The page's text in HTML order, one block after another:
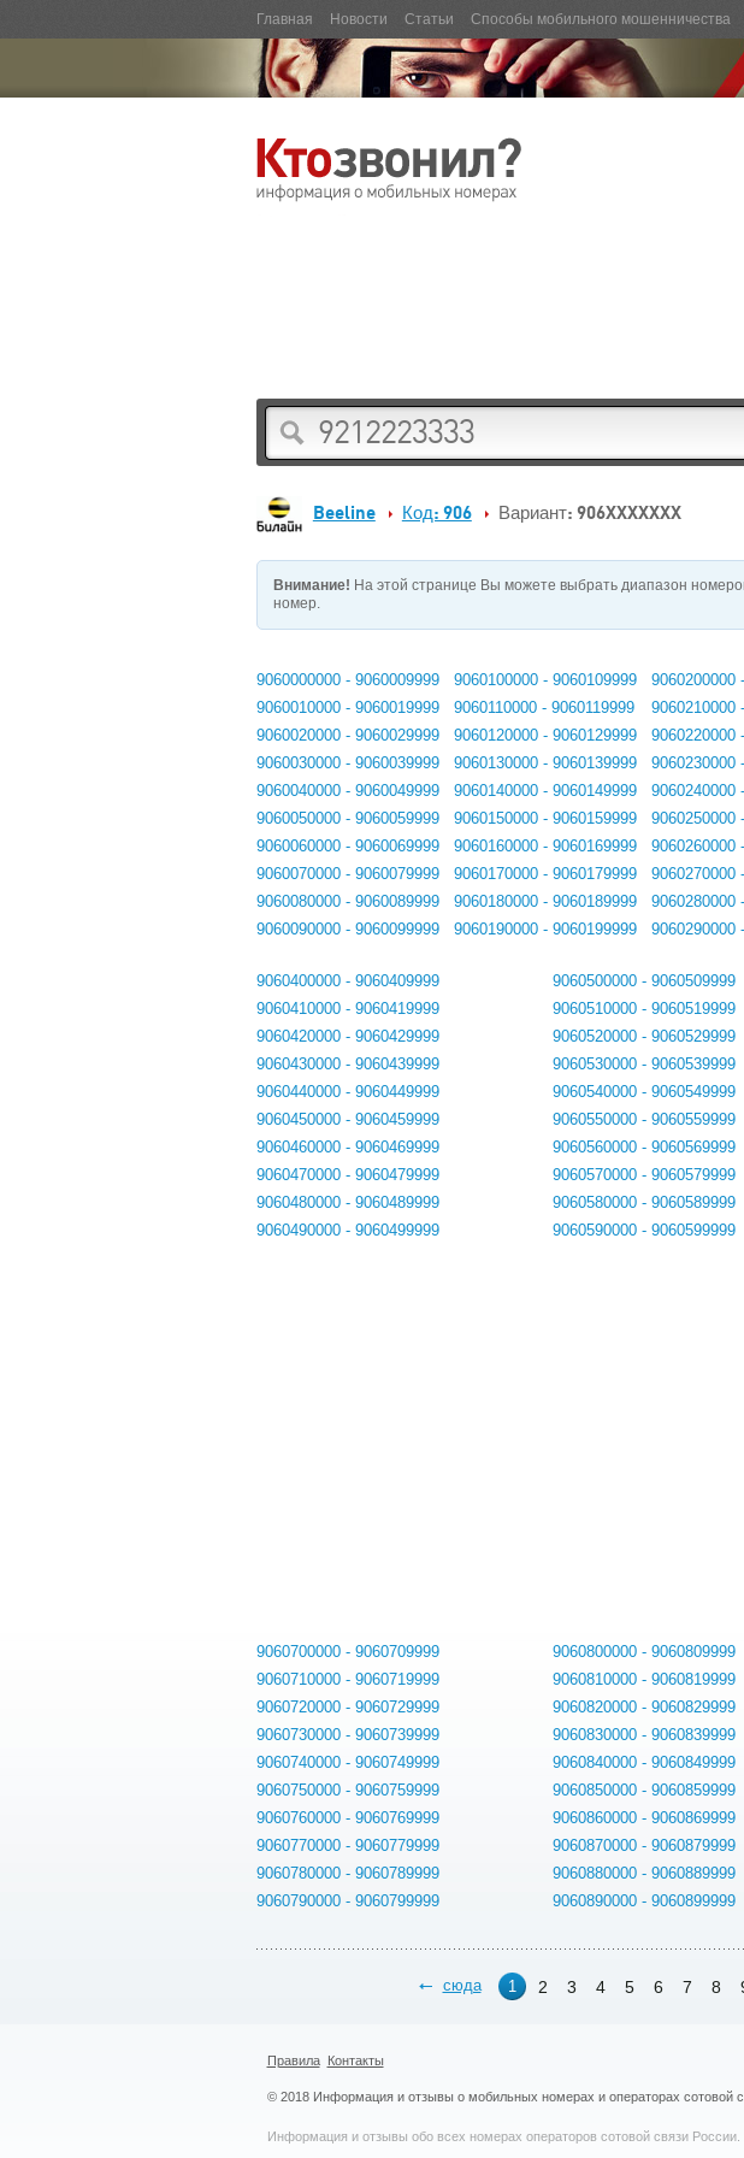
Главная Новости Статьи Способы мобильного мошенничества
Beeline Код: 906 Вариант: 906XXXXXXX
Внимание! На этой странице Вы можете выбрать диапазон
номер.
9060000000 - 9060009999
9060010000 - 9060019999
9060020000 - 9060029999
9060030000 - 9060039999
9060040000 - 9060049999
9060050000 - 9060059999
9060060000 - 9060069999
9060070000 - 9060079999
9060080000 - 9060089999
9060090000 - 9060099999
9060100000 - 9060109999
9060110000 - 9060119999
9060120000 - 9060129999
9060130000 - 9060139999
9060140000 - 9060149999
9060150000 - 9060159999
9060160000 - 9060169999
9060170000 - 9060179999
9060180000 - 9060189999
9060190000 - 9060199999
9060200000
9060210000
9060220000
9060230000
9060240000
9060250000
9060260000
9060270000
9060280000
9060290000
9060400000 - 9060409999
9060410000 - 9060419999
9060420000 - 9060429999
9060430000 - 9060439999
9060440000 - 9060449999
9060450000 - 9060459999
9060460000 - 9060469999
9060470000 - 9060479999
9060480000 - 9060489999
9060490000 - 9060499999
9060500000 - 9060509999
9060510000 - 9060519999
9060520000 - 9060529999
9060530000 - 9060539999
9060540000 - 9060549999
9060550000 - 9060559999
9060560000 - 9060569999
9060570000 - 9060579999
9060580000 - 9060589999
9060590000 - 9060599999
9060700000 - 9060709999
9060710000 - 9060719999
9060720000 - 9060729999
9060730000 - 9060739999
9060740000 - 9060749999
9060750000 - 9060759999
9060760000 - 9060769999
9060770000 - 9060779999
9060780000 - 9060789999
9060790000 - 9060799999
9060800000 - 9060809999
9060810000 - 9060819999
9060820000 - 9060829999
9060830000 - 9060839999
9060840000 - 9060849999
9060850000 - 9060859999
9060860000 - 9060869999
9060870000 - 9060879999
9060880000 - 9060889999
9060890000 - 9060899999
сюда 1 2 3 4 5 6 7 8
Правила Контакты
© 2018 Информация и отзывы о мобильных номерах и операторах сотовой
Информация и отзывы обо всех номерах операторов сотовой связи